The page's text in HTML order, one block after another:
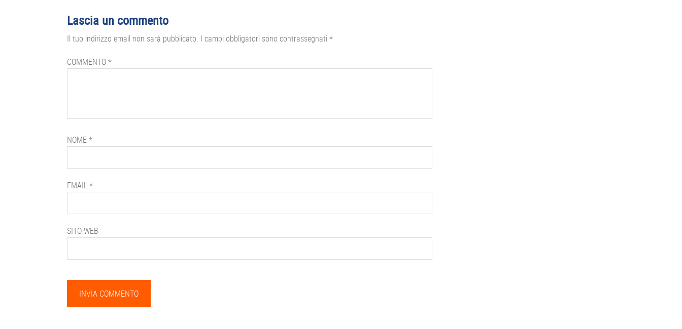
Interazioni
del
lettore
Lascia un commento
Il tuo indirizzo email non sarà pubblicato. I campi obbligatori sono contrassegnati *
COMMENTO*
NOME*
EMAIL*
SITO WEB